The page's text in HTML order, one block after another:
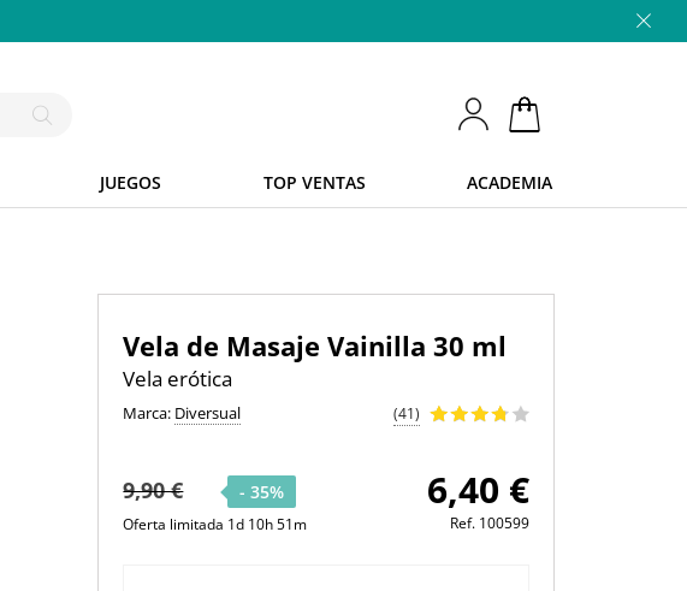
JUEGOS TOP VENTAS ACADEMIA
Vela de Masaje Vainilla 30 ml
Vela erótica
Marca: Diversual (41)
9,90 € - 35% 6,40 €
Oferta limitada 1d 10h 51m Ref. 100599